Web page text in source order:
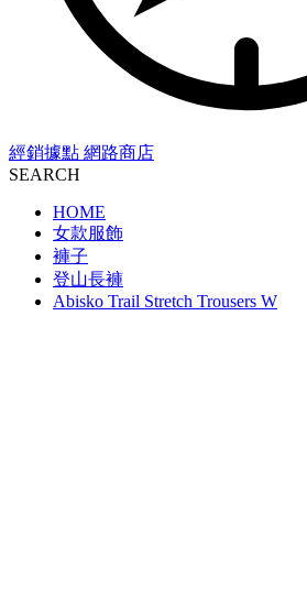
經銷據點 網路商店
SEARCH
HOME
女款服飾
褲子
登山長褲
Abisko Trail Stretch Trousers W